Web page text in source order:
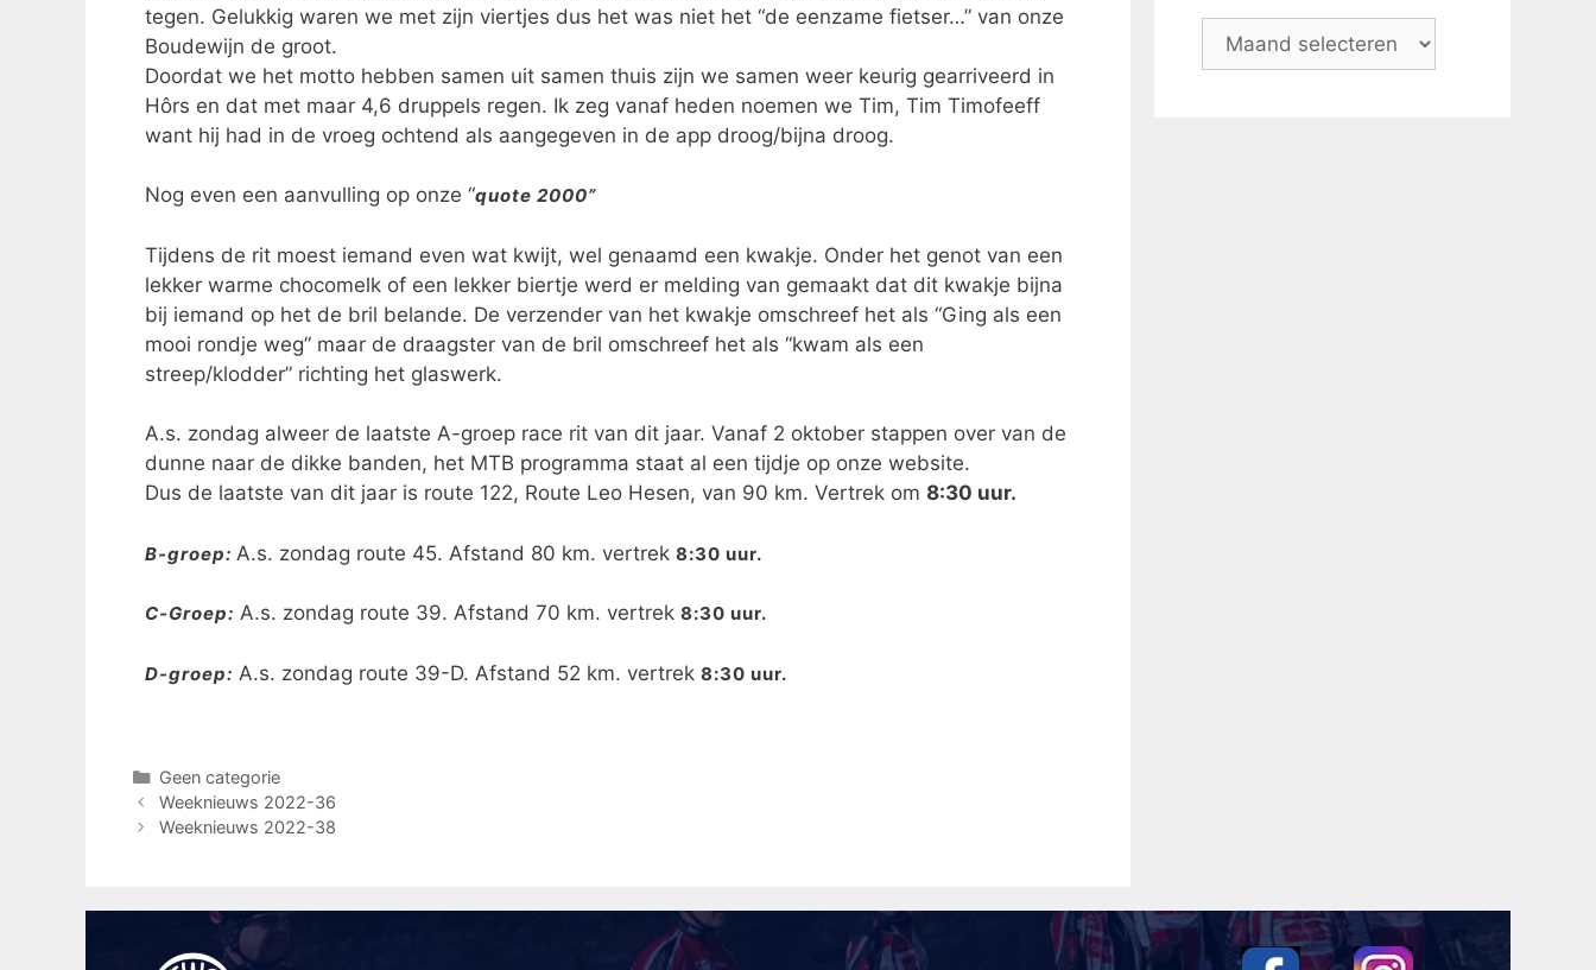
tegen. Gelukkig waren we met zijn viertjes dus het was niet het “de eenzame fietser…” van onze
Boudewijn de groot.
Doordat we het motto hebben samen uit samen thuis zijn we samen weer keurig gearriveerd in
Hôrs en dat met maar 4,6 druppels regen. Ik zeg vanaf heden noemen we Tim, Tim Timofeeff
want hij had in de vroeg ochtend als aangegeven in de app droog/bijna droog.
Nog even een aanvulling op onze “quote 2000”
Tijdens de rit moest iemand even wat kwijt, wel genaamd een kwakje. Onder het genot van een
lekker warme chocomelk of een lekker biertje werd er melding van gemaakt dat dit kwakje bijna
bij iemand op het de bril belande. De verzender van het kwakje omschreef het als “Ging als een
mooi rondje weg” maar de draagster van de bril omschreef het als “kwam als een
streep/klodder” richting het glaswerk.
A.s. zondag alweer de laatste A-groep race rit van dit jaar. Vanaf 2 oktober stappen over van de
dunne naar de dikke banden, het MTB programma staat al een tijdje op onze website.
Dus de laatste van dit jaar is route 122, Route Leo Hesen, van 90 km. Vertrek om 8:30 uur.
B-groep: A.s. zondag route 45. Afstand 80 km. vertrek 8:30 uur.
C-Groep: A.s. zondag route 39. Afstand 70 km. vertrek 8:30 uur.
D-groep: A.s. zondag route 39-D. Afstand 52 km. vertrek 8:30 uur.
Geen categorie
Weeknieuws 2022-36
Weeknieuws 2022-38